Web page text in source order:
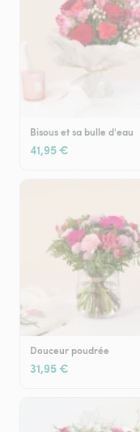
Bisous et sa bulle d'eau
41,95 €
Douceur poudrée
31,95 €